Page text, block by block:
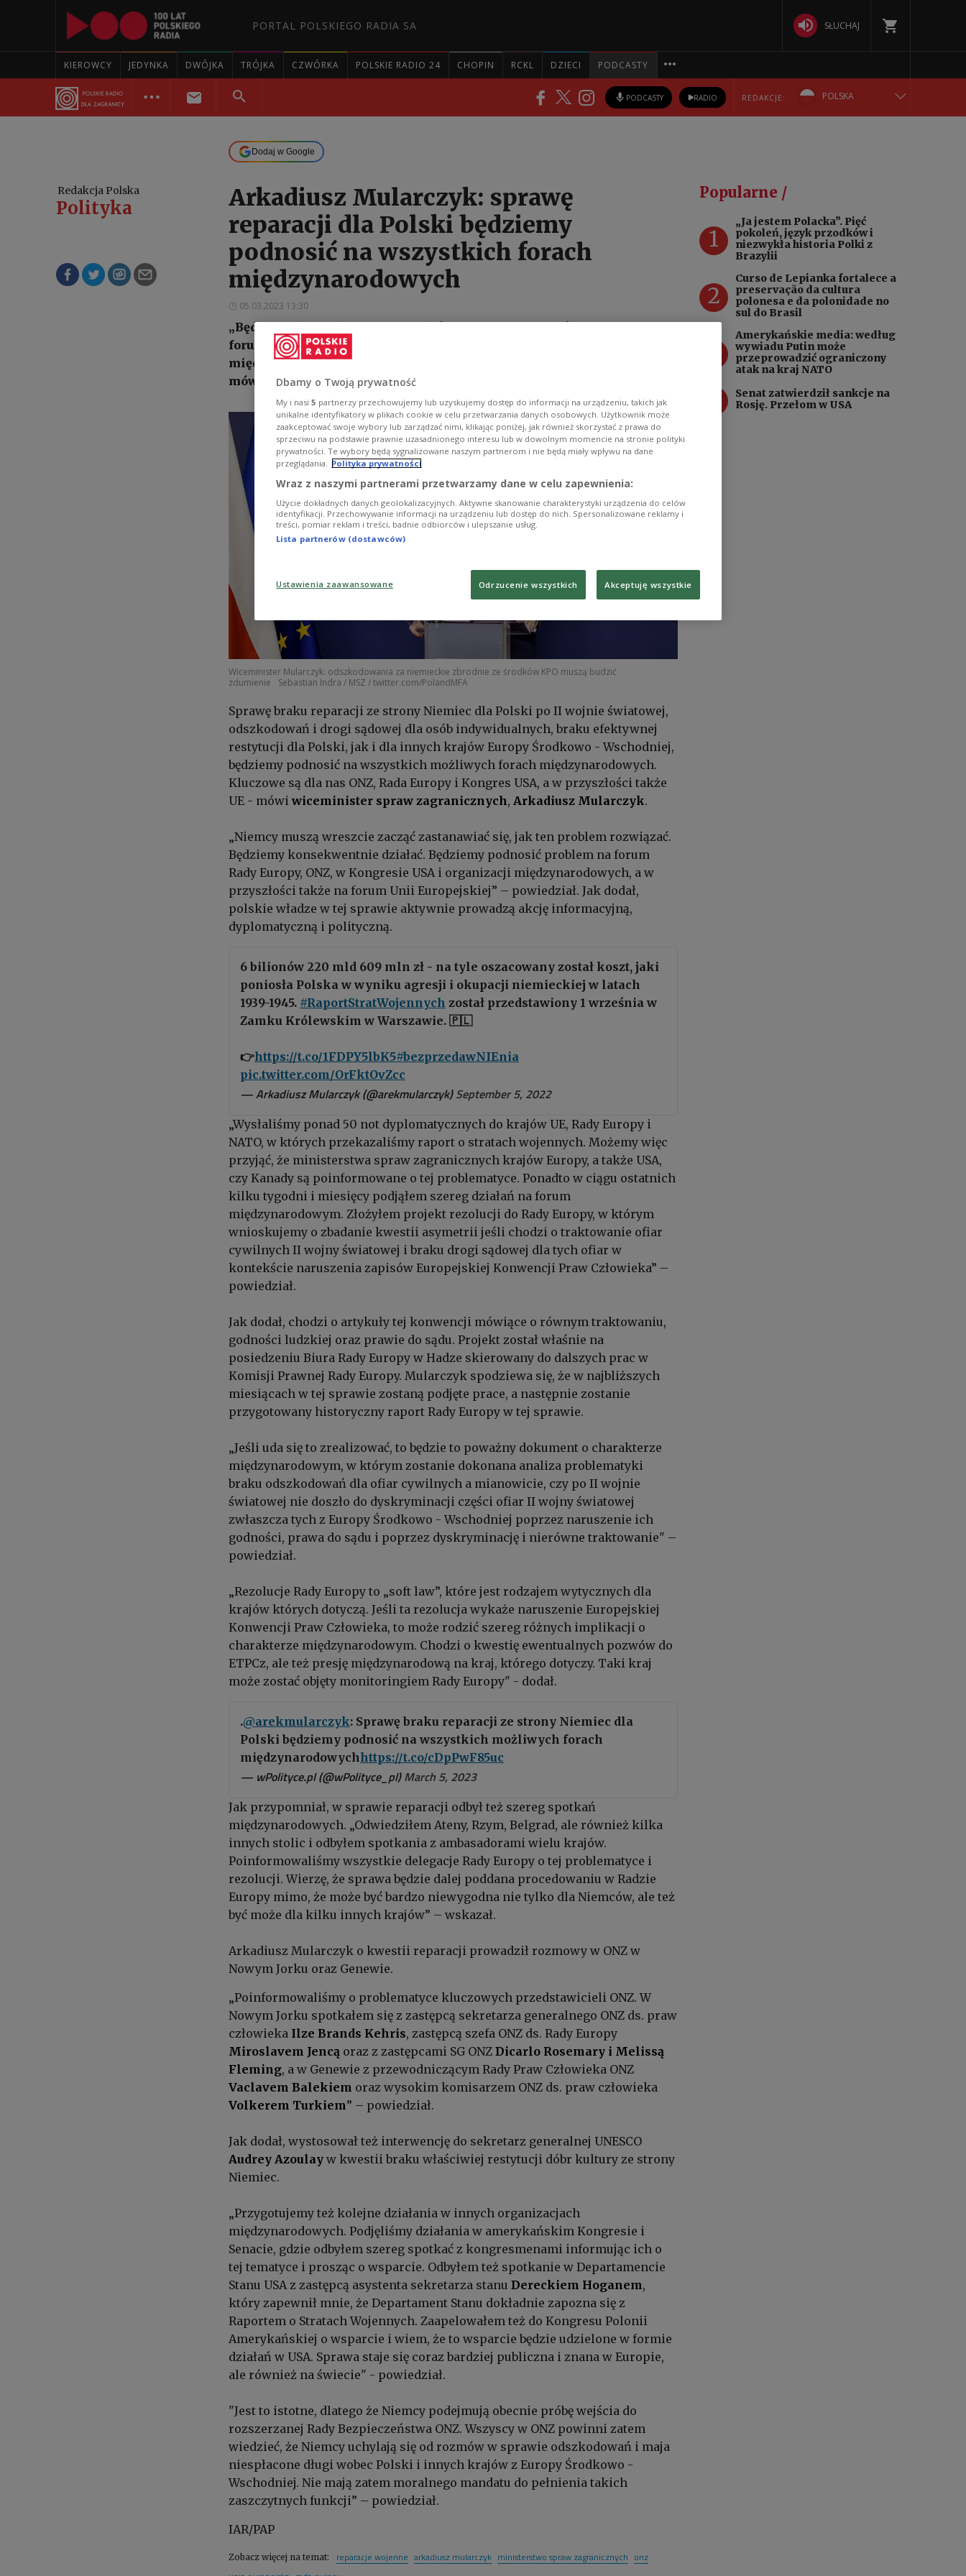
PORTAL POLSKIEGO RADIA SA SŁUCHAJ
KIEROWCY JEDYNKA DWÓJKA TRÓJKA CZWÓRKA POLSKIE RADIO 24 CHOPIN RCKL DZIECI PODCASTY
PODCASTY RADIO REDAKCJE: POLSKA
РУССКИЙ
УКРАЇНСЬКА
Dodaj w Google
Redakcja Polska
Polityka
Arkadiusz Mularczyk: sprawę
reparacji dla Polski będziemy
podnosić na wszystkich forach
międzynarodowych
05.03.2023 13:30
„Będziemy konsekwentnie działać. Będziemy podnosić problem na
forum Rady Europy, ONZ, w Kongresie USA i organizacji
międzynarodowych, a w przyszłości także na forum Unii Europejskiej” -
mówi wiceminister spraw zagranicznych Arkadiusz Mularczyk.
Wiceminister Mularczyk: odszkodowania za niemieckie zbrodnie ze środków KPO muszą budzić
zdumienie
Sebastian Indra / MSZ / twitter.com/PolandMFA
Sprawę braku reparacji ze strony Niemiec dla Polski po II wojnie światowej,
odszkodowań i drogi sądowej dla osób indywidualnych, braku efektywnej
restytucji dla Polski, jak i dla innych krajów Europy Środkowo - Wschodniej,
będziemy podnosić na wszystkich możliwych forach międzynarodowych.
Kluczowe są dla nas ONZ, Rada Europy i Kongres USA, a w przyszłości także
UE - mówiwiceminister spraw zagranicznych, Arkadiusz Mularczyk.
„Niemcy muszą wreszcie zacząć zastanawiać się, jak ten problem rozwiązać.
Będziemy konsekwentnie działać. Będziemy podnosić problem na forum
Rady Europy, ONZ, w Kongresie USA i organizacji międzynarodowych, a w
przyszłości także na forum Unii Europejskiej” – powiedział. Jak dodał,
polskie władze w tej sprawie aktywnie prowadzą akcję informacyjną,
dyplomatyczną i polityczną.
6 bilionów 220 mld 609 mln zł - na tyle oszacowany został koszt, jaki
poniosła Polska w wyniku agresji i okupacji niemieckiej w latach
1939-1945. #RaportStratWojennych został przedstawiony 1 września w
Zamku Królewskim w Warszawie. 🇵🇱
👉https://t.co/1FDPY5lbK5#bezprzedawNIEnia
pic.twitter.com/OrFktOvZcc
— Arkadiusz Mularczyk (@arekmularczyk)September 5, 2022
„Wysłaliśmy ponad 50 not dyplomatycznych do krajów UE, Rady Europy i
NATO, w których przekazaliśmy raport o stratach wojennych. Możemy więc
przyjąć, że ministerstwa spraw zagranicznych krajów Europy, a także USA,
czy Kanady są poinformowane o tej problematyce. Ponadto w ciągu ostatnich
kilku tygodni i miesięcy podjąłem szereg działań na forum
międzynarodowym. Złożyłem projekt rezolucji do Rady Europy, w którym
wnioskujemy o zbadanie kwestii asymetrii jeśli chodzi o traktowanie ofiar
cywilnych II wojny światowej i braku drogi sądowej dla tych ofiar w
kontekście naruszenia zapisów Europejskiej Konwencji Praw Człowieka” –
powiedział.
Jak dodał, chodzi o artykuły tej konwencji mówiące o równym traktowaniu,
godności ludzkiej oraz prawie do sądu. Projekt został właśnie na
posiedzeniu Biura Rady Europy w Hadze skierowany do dalszych prac w
Komisji Prawnej Rady Europy. Mularczyk spodziewa się, że w najbliższych
miesiącach w tej sprawie zostaną podjęte prace, a następnie zostanie
przygotowany historyczny raport Rady Europy w tej sprawie.
„Jeśli uda się to zrealizować, to będzie to poważny dokument o charakterze
międzynarodowym, w którym zostanie dokonana analiza problematyki
braku odszkodowań dla ofiar cywilnych a mianowicie, czy po II wojnie
światowej nie doszło do dyskryminacji części ofiar II wojny światowej
zwłaszcza tych z Europy Środkowo - Wschodniej poprzez naruszenie ich
godności, prawa do sądu i poprzez dyskryminację i nierówne traktowanie" –
powiedział.
„Rezolucje Rady Europy to „soft law”, które jest rodzajem wytycznych dla
krajów których dotyczą. Jeśli ta rezolucja wykaże naruszenie Europejskiej
Konwencji Praw Człowieka, to może rodzić szereg różnych implikacji o
charakterze międzynarodowym. Chodzi o kwestię ewentualnych pozwów do
ETPCz, ale też presję międzynarodową na kraj, którego dotyczy. Taki kraj
może zostać objęty monitoringiem Rady Europy" - dodał.
.@arekmularczyk: Sprawę braku reparacji ze strony Niemiec dla
Polski będziemy podnosić na wszystkich możliwych forach
międzynarodowychhttps://t.co/cDpPwF85uc
— wPolityce.pl (@wPolityce_pl)March 5, 2023
Jak przypomniał, w sprawie reparacji odbył też szereg spotkań
międzynarodowych. „Odwiedziłem Ateny, Rzym, Belgrad, ale również kilka
innych stolic i odbyłem spotkania z ambasadorami wielu krajów.
Poinformowaliśmy wszystkie delegacje Rady Europy o tej problematyce i
rezolucji. Wierzę, że sprawa będzie dalej poddana procedowaniu w Radzie
Europy mimo, że może być bardzo niewygodna nie tylko dla Niemców, ale też
być może dla kilku innych krajów” – wskazał.
Arkadiusz Mularczyk o kwestii reparacji prowadził rozmowy w ONZ w
Nowym Jorku oraz Genewie.
„Poinformowaliśmy o problematyce kluczowych przedstawicieli ONZ. W
Nowym Jorku spotkałem się z zastępcą sekretarza generalnego ONZ ds. praw
człowieka Ilze Brands Kehris, zastępcą szefa ONZ ds. Rady Europy
Miroslavem Jencą oraz z zastępcami SG ONZ Dicarlo Rosemary i Melissą
Fleming, a w Genewie z przewodniczącym Rady Praw Człowieka ONZ
Vaclavem Balekiem oraz wysokim komisarzem ONZ ds. praw człowieka
Volkerem Turkiem” – powiedział.
Jak dodał, wystosował też interwencję do sekretarz generalnej UNESCO
Audrey Azoulay w kwestii braku właściwiej restytucji dóbr kultury ze strony
Niemiec.
„Przygotujemy też kolejne działania w innych organizacjach
międzynarodowych. Podjęliśmy działania w amerykańskim Kongresie i
Senacie, gdzie odbyłem szereg spotkać z kongresmenami informując ich o
tej tematyce i prosząc o wsparcie. Odbyłem też spotkanie w Departamencie
Stanu USA z zastępcą asystenta sekretarza stanu Dereckiem Hoganem,
który zapewnił mnie, że Departament Stanu dokładnie zapozna się z
Raportem o Stratach Wojennych. Zaapelowałem też do Kongresu Polonii
Amerykańskiej o wsparcie i wiem, że to wsparcie będzie udzielone w formie
działań w USA. Sprawa staje się coraz bardziej publiczna i znana w Europie,
ale również na świecie" - powiedział.
"Jest to istotne, dlatego że Niemcy podejmują obecnie próbę wejścia do
rozszerzanej Rady Bezpieczeństwa ONZ. Wszyscy w ONZ powinni zatem
wiedzieć, że Niemcy uchylają się od rozmów w sprawie odszkodowań i maja
niespłacone długi wobec Polski i innych krajów z Europy Środkowo -
Wschodniej. Nie mają zatem moralnego mandatu do pełnienia takich
zaszczytnych funkcji” – powiedział.
IAR/PAP
Zobacz więcej na temat: reparacje wojenne arkadiusz mularczyk ministerstwo spraw zagranicznych onz
Popularne /
1
„Ja jestem Polacka”. Pięć
pokoleń, język przodków i
niezwykła historia Polki z
Brazylii
2
Curso de Lepianka fortalece a
preservação da cultura
polonesa e da polonidade no
sul do Brasil
Amerykańskie media: według
wywiadu Putin może
przeprowadzić ograniczony
atak na kraj NATO
Senat zatwierdził sankcje na
Rosję. Przełom w USA
Dbamy o Twoją prywatność
My i nasi 5 partnerzy przechowujemy lub uzyskujemy dostęp do informacji na urządzeniu, takich jak
unikalne identyfikatory w plikach cookie w celu przetwarzania danych osobowych. Użytkownik może
zaakceptować swoje wybory lub zarządzać nimi, klikając poniżej, jak również skorzystać z prawa do
sprzeciwu na podstawie prawnie uzasadnionego interesu lub w dowolnym momencie na stronie polityki
prywatności. Te wybory będą sygnalizowane naszym partnerom i nie będą miały wpływu na dane
przeglądania. Polityka prywatności
Wraz z naszymi partnerami przetwarzamy dane w celu zapewnienia:
Użycie dokładnych danych geolokalizacyjnych. Aktywne skanowanie charakterystyki urządzenia do celów
identyfikacji. Przechowywanie informacji na urządzeniu lub dostęp do nich. Spersonalizowane reklamy i
treści, pomiar reklam i treści, badnie odbiorców i ulepszanie usług.
Lista partnerów (dostawców)
Ustawienia zaawansowane Odrzucenie wszystkich Akceptuję wszystkie